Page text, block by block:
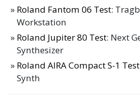
Roland Fantom 06 Test:
Workstation
Roland Jupiter 80 Test: Next
Synthesizer
Roland AIRA Compact S-1 Test
Synth